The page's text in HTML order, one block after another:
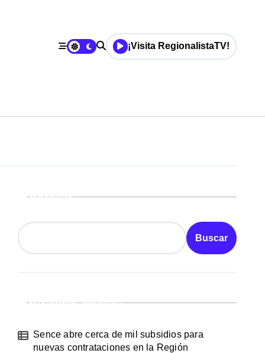
¡Visita RegionalistaTV!
Buscar
Buscar
¡Ultimas Noticias!
Sence abre cerca de mil subsidios para
nuevas contrataciones en la Región